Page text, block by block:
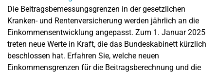
Die Beitragsbemessungsgrenzen in der gesetzlichen
Kranken- und Rentenversicherung werden jährlich an die
Einkommensentwicklung angepasst. Zum 1. Januar 2025
treten neue Werte in Kraft, die das Bundeskabinett kürzlich
beschlossen hat. Erfahren Sie, welche neuen
Einkommensgrenzen für die Beitragsberechnung und die